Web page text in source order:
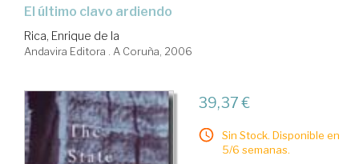
el último clavo ardiendo
Rica, Enrique de la
Andavira Editora . A Coruña, 2006
39,37 €
Sin Stock. Disponible en
5/6 semanas.